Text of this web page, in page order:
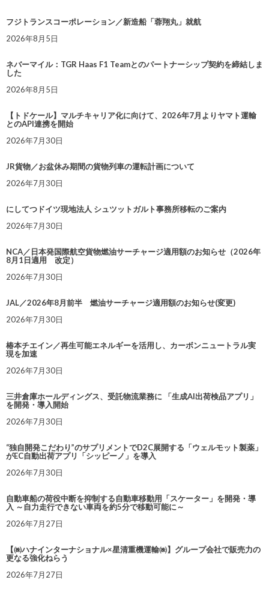
フジトランスコーポレーション／新造船「蓉翔丸」就航
2026年8月5日
ネバーマイル：TGR Haas F1 Teamとのパートナーシップ契約を締結しま
した
2026年8月5日
【トドケール】マルチキャリア化に向けて、2026年7月よりヤマト運輸
とのAPI連携を開始
2026年7月30日
JR貨物／お盆休み期間の貨物列車の運転計画について
2026年7月30日
にしてつドイツ現地法人 シュツットガルト事務所移転のご案内
2026年7月30日
NCA／日本発国際航空貨物燃油サーチャージ適用額のお知らせ（2026年
8月1日適用 改定）
2026年7月30日
JAL／2026年8月前半 燃油サーチャージ適用額のお知らせ(変更)
2026年7月30日
椿本チエイン／再生可能エネルギーを活用し、カーボンニュートラル実
現を加速
2026年7月30日
三井倉庫ホールディングス、受託物流業務に 「生成AI出荷検品アプリ」
を開発・導入開始
2026年7月30日
“独自開発こだわり”のサプリメントでD2C展開する「ウェルモット製薬」
がEC自動出荷アプリ「シッピーノ」を導入
2026年7月30日
自動車船の荷役中断を抑制する自動車移動用「スケーター」を開発・導
入 ～自力走行できない車両を約5分で移動可能に～
2026年7月27日
【㈱ハナインターナショナル×星清重機運輸㈱】グループ会社で販売力の
更なる強化ねらう
2026年7月27日